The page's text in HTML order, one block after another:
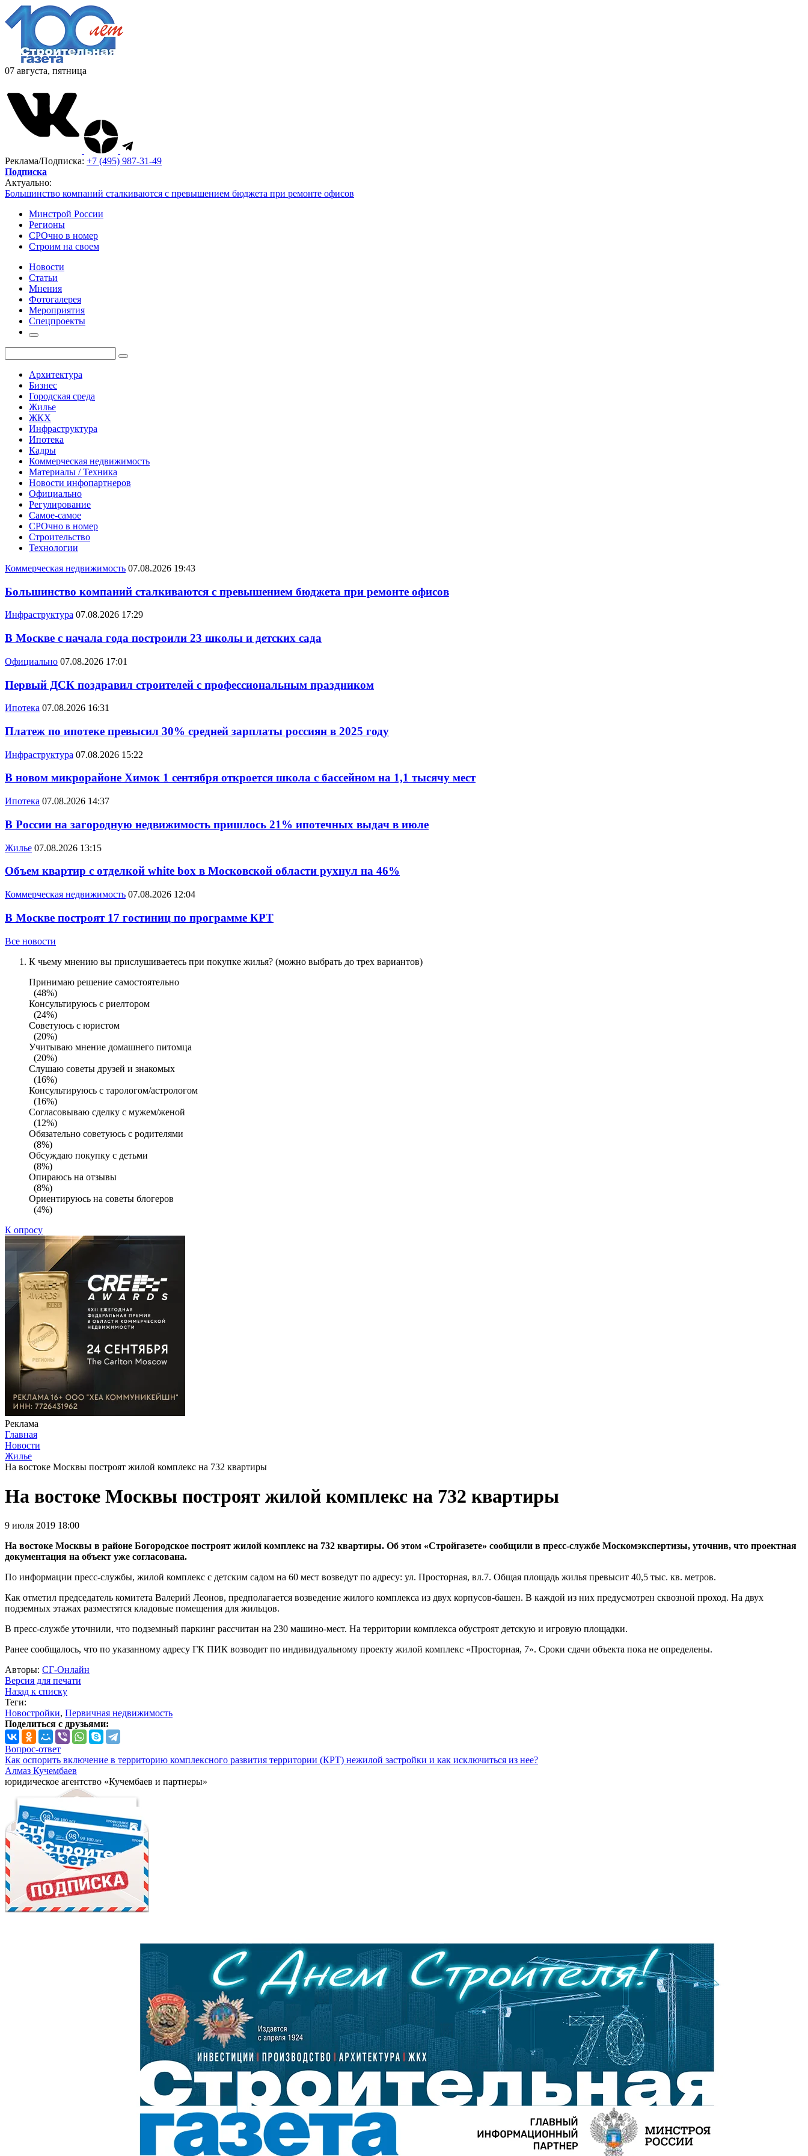
07 августа, пятница
Реклама/Подписка: +7 (495) 987-31-49
Подписка
Актуально:
Большинство компаний сталкиваются с превышением бюджета при ремонте офисов
Минстрой России
Регионы
СРОчно в номер
Строим на своем
Новости
Статьи
Мнения
Фотогалерея
Мероприятия
Спецпроекты
Архитектура
Бизнес
Городская среда
Жилье
ЖКХ
Инфраструктура
Ипотека
Кадры
Коммерческая недвижимость
Материалы / Техника
Новости инфопартнеров
Официально
Регулирование
Самое-самое
СРОчно в номер
Строительство
Технологии
Коммерческая недвижимость 07.08.2026 19:43
Большинство компаний сталкиваются с превышением бюджета при ремонте офисов
Инфраструктура 07.08.2026 17:29
В Москве с начала года построили 23 школы и детских сада
Официально 07.08.2026 17:01
Первый ДСК поздравил строителей с профессиональным праздником
Ипотека 07.08.2026 16:31
Платеж по ипотеке превысил 30% средней зарплаты россиян в 2025 году
Инфраструктура 07.08.2026 15:22
В новом микрорайоне Химок 1 сентября откроется школа с бассейном на 1,1 тысячу мест
Ипотека 07.08.2026 14:37
В России на загородную недвижимость пришлось 21% ипотечных выдач в июле
Жилье 07.08.2026 13:15
Объем квартир с отделкой white box в Московской области рухнул на 46%
Коммерческая недвижимость 07.08.2026 12:04
В Москве построят 17 гостиниц по программе КРТ
Все новости
К чьему мнению вы прислушиваетесь при покупке жилья? (можно выбрать до трех вариантов)
Принимаю решение самостоятельно
(48%)
Консультируюсь с риелтором
(24%)
Советуюсь с юристом
(20%)
Учитываю мнение домашнего питомца
(20%)
Слушаю советы друзей и знакомых
(16%)
Консультируюсь с тарологом/астрологом
(16%)
Согласовываю сделку с мужем/женой
(12%)
Обязательно советуюсь с родителями
(8%)
Обсуждаю покупку с детьми
(8%)
Опираюсь на отзывы
(8%)
Ориентируюсь на советы блогеров
(4%)
К опросу
Реклама
Главная
Новости
Жилье
На востоке Москвы построят жилой комплекс на 732 квартиры
На востоке Москвы построят жилой комплекс на 732 квартиры
9 июля 2019 18:00
На востоке Москвы в районе Богородское построят жилой комплекс на 732 квартиры. Об этом «Стройгазете» сообщили в пресс-службе Москомэкспертизы, уточнив, что проектная
документация на объект уже согласована.
По информации пресс-службы, жилой комплекс с детским садом на 60 мест возведут по адресу: ул. Просторная, вл.7. Общая площадь жилья превысит 40,5 тыс. кв. метров.
Как отметил председатель комитета Валерий Леонов, предполагается возведение жилого комплекса из двух корпусов-башен. В каждой из них предусмотрен сквозной проход. На двух
подземных этажах разместятся кладовые помещения для жильцов.
В пресс-службе уточнили, что подземный паркинг рассчитан на 230 машино-мест. На территории комплекса обустроят детскую и игровую площадки.
Ранее сообщалось, что по указанному адресу ГК ПИК возводит по индивидуальному проекту жилой комплекс «Просторная, 7». Сроки сдачи объекта пока не определены.
Авторы: СГ-Онлайн
Версия для печати
Назад к списку
Теги:
Новостройки, Первичная недвижимость
Поделиться с друзьями:
Вопрос-ответ
Как оспорить включение в территорию комплексного развития территории (КРТ) нежилой застройки и как исключиться из нее?
Алмаз Кучембаев
юридическое агентство «Кучембаев и партнеры»